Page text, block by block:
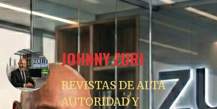
JOHNNY ZURI
REVISTAS DE ALTA
AUTORIDAD Y